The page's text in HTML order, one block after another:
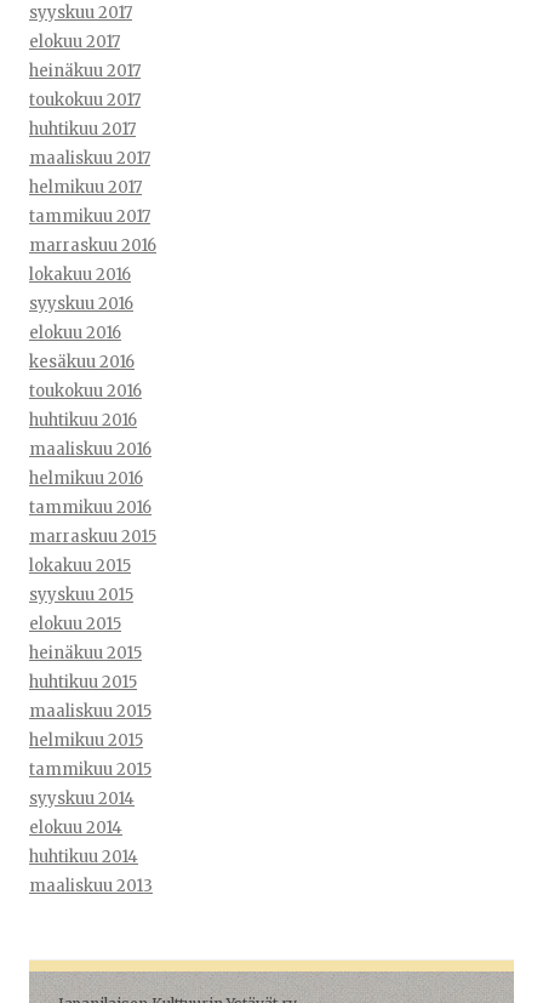
syyskuu 2017
elokuu 2017
heinäkuu 2017
toukokuu 2017
huhtikuu 2017
maaliskuu 2017
helmikuu 2017
tammikuu 2017
marraskuu 2016
lokakuu 2016
syyskuu 2016
elokuu 2016
kesäkuu 2016
toukokuu 2016
huhtikuu 2016
maaliskuu 2016
helmikuu 2016
tammikuu 2016
marraskuu 2015
lokakuu 2015
syyskuu 2015
elokuu 2015
heinäkuu 2015
huhtikuu 2015
maaliskuu 2015
helmikuu 2015
tammikuu 2015
syyskuu 2014
elokuu 2014
huhtikuu 2014
maaliskuu 2013